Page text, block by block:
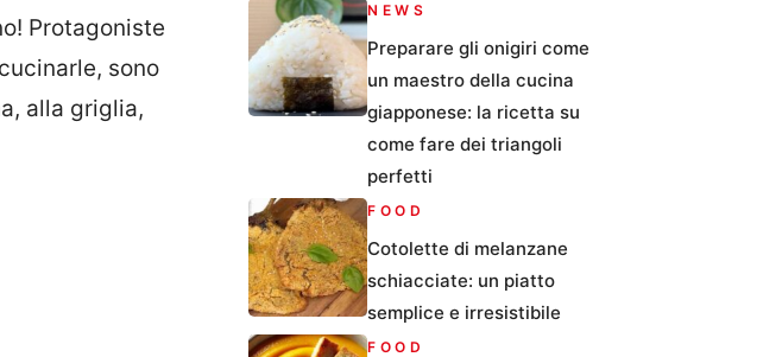
Protagoniste
sono
alla griglia,
NEWS
Preparare gli onigiri come
un maestro della cucina
giapponese: la ricetta su
come fare dei triangoli
perfetti
FOOD
Cotolette di melanzane
schiacciate: un piatto
semplice e irresistibile
FOOD